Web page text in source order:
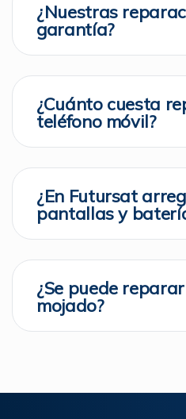
¿Nuestras
garantía?
¿Cuánto cuesta
teléfono móvil?
¿En Futursat
pantallas y
¿Se puede
mojado?